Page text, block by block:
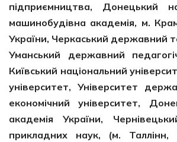
підприємництва, Донецький
машинобудівна академія, м.
України, Черкаський державний
Уманський державний
Київський національний
університет, Університет
економічний університет,
академія України,
прикладних наук, (м. Таллінн,